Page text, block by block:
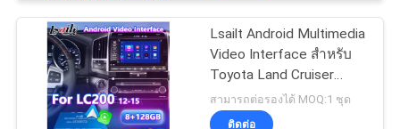
หน้าจอมัลติมีเดียใน
Lsailt Android Multimedia
Video Interface สําหรับ
Toyota Land Cruiser
LC200 V8 LC 200 ปี
2012-2015
สามารถต่อรองได้ MOQ:1 ชุด
ติดต่อ